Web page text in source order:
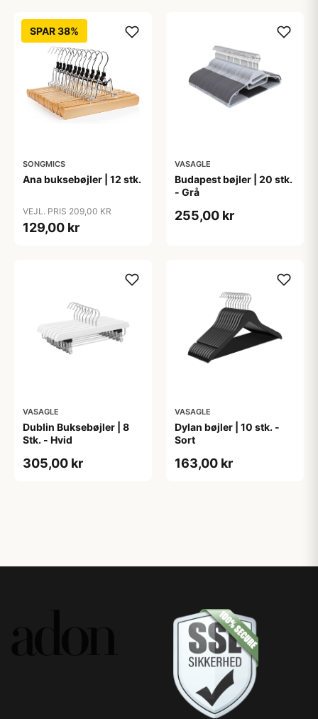
SPAR 38%
SONGMICS
Ana buksebøjler | 12 stk.
VEJL. PRIS 209,00 KR
129,00 kr
VASAGLE
Budapest bøjler | 20 stk.
- Grå
255,00 kr
VASAGLE
Dublin Buksebøjler | 8
Stk. - Hvid
305,00 kr
VASAGLE
Dylan bøjler | 10 stk. -
Sort
163,00 kr